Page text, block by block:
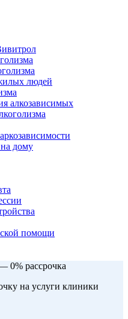
людей
алкозависимых
дому
помощи
0% рассрочка
на услуги клиники